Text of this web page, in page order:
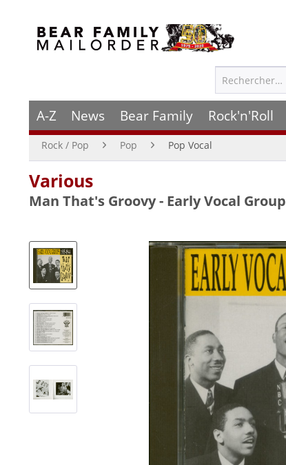
A-Z News Bear Family Rock'n'Roll
Rock / Pop Pop Pop Vocal
Various
Man That's Groovy - Early Vocal